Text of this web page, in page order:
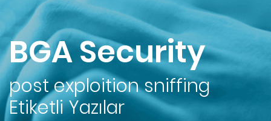
BGA Security
post exploition sniffing
Etiketli Yazılar